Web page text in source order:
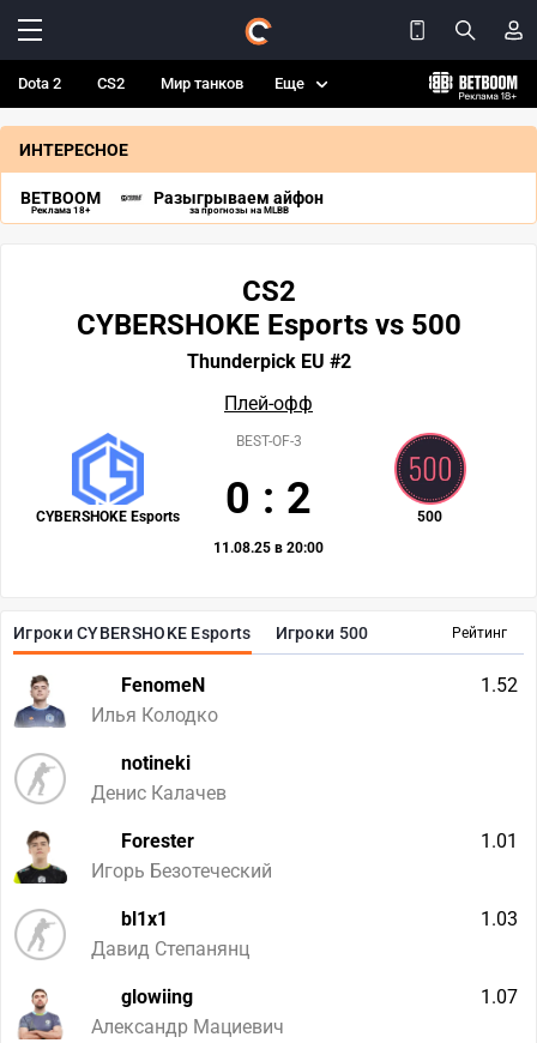
Dota 2 CS2 Мир танков Еще
ИНТЕРЕСНОЕ
BETBOOM
Реклама 18+
Разыгрываем айфон
за прогнозы на MLBB
Рейтинг
Игроки CYBERSHOKE Esports Игроки 500
FenomeN
Илья Колодко
1.52
notineki
Денис Калачев
Forester
Игорь Безотеческий
1.01
bl1x1
Давид Степанянц
1.03
glowiing
Александр Мациевич
1.07
CS2
CYBERSHOKE Esports vs 500
Thunderpick EU #2
Плей-офф
CYBERSHOKE Esports 500
BEST-OF-3
0 : 2
11.08.25 в 20:00